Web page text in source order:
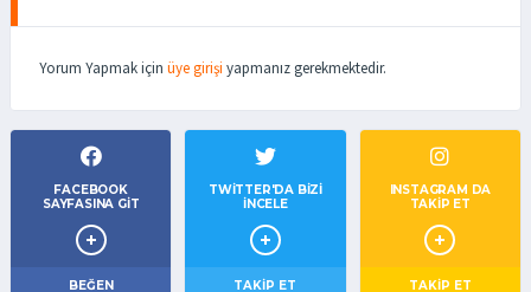
Yorum Yapmak için üye girişi yapmanız gerekmektedir.
FACEBOOK
SAYFASINA GIT
BEĞEN
TWITTER'DA BIZI
İNCELE
TAKIP ET
INSTAGRAM DA
TAKİP ET
TAKİP ET